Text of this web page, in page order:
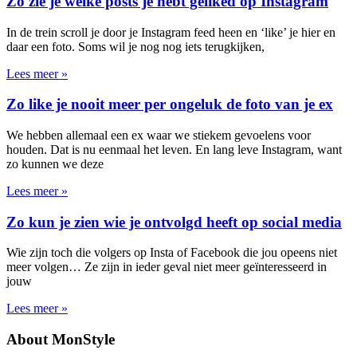
In de trein scroll je door je Instagram feed heen en ‘like’ je hier en
daar een foto. Soms wil je nog nog iets terugkijken,
Lees meer »
Zo like je nooit meer per ongeluk de foto van je ex
We hebben allemaal een ex waar we stiekem gevoelens voor
houden. Dat is nu eenmaal het leven. En lang leve Instagram, want
zo kunnen we deze
Lees meer »
Zo kun je zien wie je ontvolgd heeft op social media
Wie zijn toch die volgers op Insta of Facebook die jou opeens niet
meer volgen… Ze zijn in ieder geval niet meer geïnteresseerd in
jouw
Lees meer »
About MonStyle